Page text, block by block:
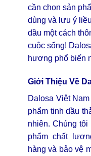
cần chọn sản
dùng và lưu ý
dầu một cách
cuộc sống!
hương phổ biến
Giới Thiệu Về
Dalosa Việt
phẩm tinh dầu
nhiên. Chúng
phẩm chất
hàng và bảo vệ